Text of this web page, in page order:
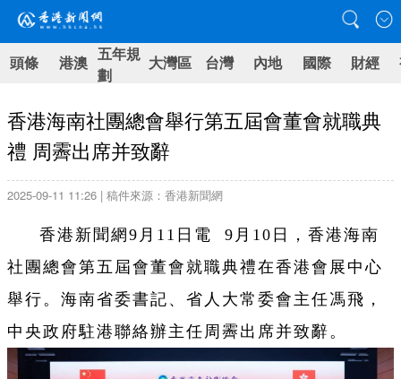
頭條 港澳 五年規
劃
大灣區 台灣 內地 國際 財經
香港海南社團總會舉行第五屆會董會就職典
禮 周霽出席并致辭
2025-09-11 11:26 | 稿件來源：香港新聞網
香港新聞網9月11日電 9月10日，香港海南
社團總會第五屆會董會就職典禮在香港會展中心
舉行。海南省委書記、省人大常委會主任馮飛，
中央政府駐港聯絡辦主任周霽出席并致辭。